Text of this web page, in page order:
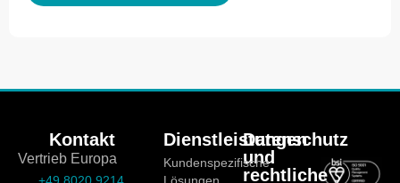
Kontakt
Vertrieb Europa
Dienstleistungen
Kundenspezifische
Datenschutz
und
rechtliche